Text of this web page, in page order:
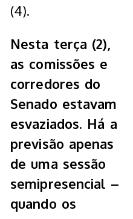
(4).
Nesta terça (2),
as comissões e
corredores do
Senado estavam
esvaziados. Há a
previsão apenas
de uma sessão
semipresencial –
quando os